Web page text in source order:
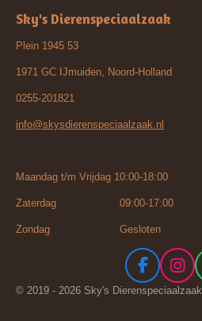
Sky's Dierenspeciaalzaak
Plein 1945 53
1971 GC IJmuiden, Noord-Holland
0255-201821
info@skysdierenspeciaalzaak.nl
Maandag t/m Vrijdag 10:00-18:00
Zaterdag 09:00-17:00
Zondag Gesloten
F
a
I
n
© 2019 - 2026 Sky's Dierenspeciaalzaak